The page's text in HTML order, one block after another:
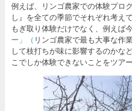
例えば、リンゴ農家での体験プロ
し』を全ての季節でそれぞれ考え
もぎ取り体験だけでなく、例えば
ー」（ リンゴ農家で最も大事な作
して枝打ちが味に影響するのかな
こでしか体験できないことをツア